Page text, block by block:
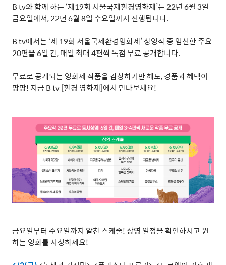
B tv와함께하는 ‘제19회 서울국제환경영화제’는22년 6월 3일
금요일에서, 22년 6월 8일 수요일까지 진행됩니다.
B tv에서는 ‘제 19회 서울국제환경영화제’상영작중 엄선한주요
20편을6일 간,매일 최대4편씩 독점 무료공개합니다.
무료로공개되는 영화제 작품을 감상하기만해도,경품과혜택이
팡팡! 지금 B tv [환경 영화제]에서 만나보세요!
금요일부터 수요일까지 알찬스케줄! 상영 일정을확인하시고원
하는 영화를 시청하세요!